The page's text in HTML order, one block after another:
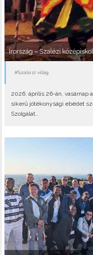
Írország – Szalézi
#Szalézi világ
2026. április 26-án, vasárnap
sikerű jótékonysági ebédet
Szolgálat..